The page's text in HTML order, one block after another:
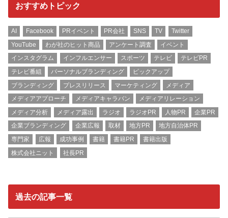
おすすめトピック
AI Facebook PRイベント PR会社 SNS TV
Twitter
YouTube
わが社のヒット商品 アンケート調査
イベント
インスタグラム
インフルエンサー スポーツ テレビ
テレビPR
テレビ番組
パーソナルブランディング
ピックアップ
ブランディング
プレスリリース マーケティング
メディア
メディアアプローチ
メディアキャラバン
メディアリレーション
メディア分析
メディア露出 ラジオ ラジオPR 人物PR
企業PR
企業ブランディング
企業広報 取材 地方PR
地方自治体PR
専門家
広報 成功事例 書籍 書籍PR
書籍出版
株式会社ニット
社長PR
過去の記事一覧